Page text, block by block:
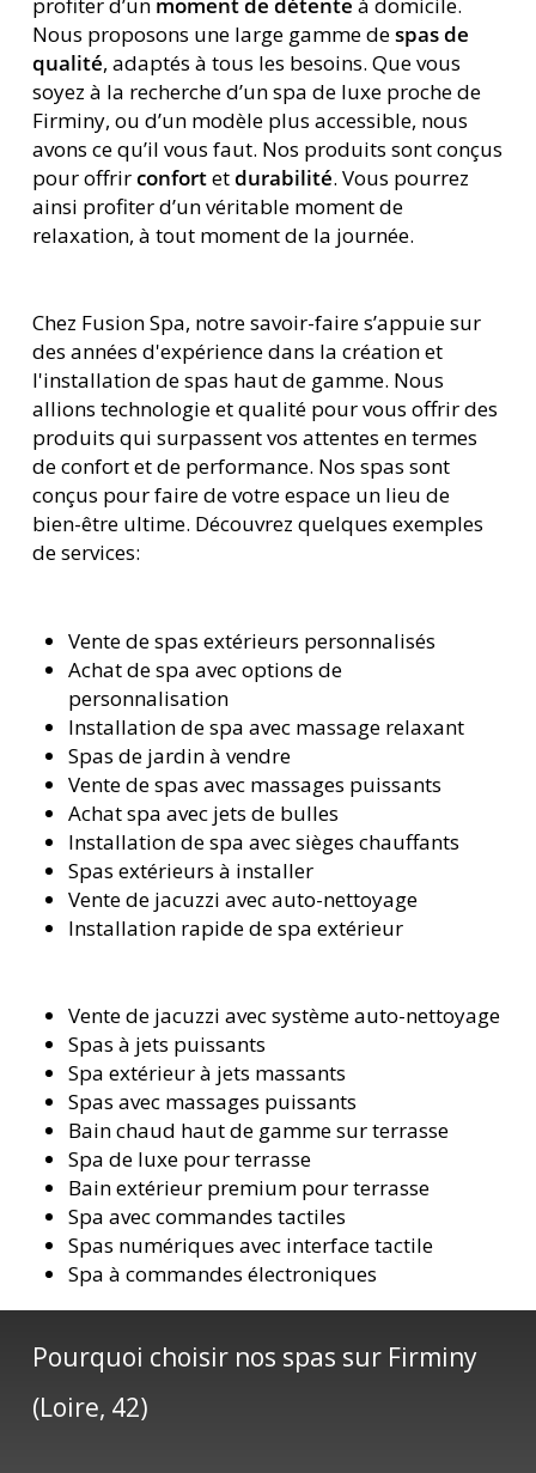
Nous proposons une large gamme despas de
qualité, adaptés à tous les besoins. Que vous
soyez à la recherche d’un spa de luxe proche de
Firminy, ou d’un modèle plus accessible, nous
avons ce qu’il vous faut. Nos produits sont conçus
pour offrirconfortetdurabilité. Vous pourrez
ainsi profiter d’un véritable moment de
relaxation, à tout moment de la journée.
Chez Fusion Spa, notre savoir-faire s’appuie sur
des années d'expérience dans la création et
l'installation de spas haut de gamme. Nous
allions technologie et qualité pour vous offrir des
produits qui surpassent vos attentes en termes
de confort et de performance. Nos spas sont
conçus pour faire de votre espace un lieu de
bien-être ultime. Découvrez quelques exemples
de services:
Vente de spas extérieurs personnalisés
Achat de spa avec options de
personnalisation
Installation de spa avec massage relaxant
Spas de jardin à vendre
Vente de spas avec massages puissants
Achat spa avec jets de bulles
Installation de spa avec sièges chauffants
Spas extérieurs à installer
Vente de jacuzzi avec auto-nettoyage
Installation rapide de spa extérieur
Vente de jacuzzi avec système auto-nettoyage
Spas à jets puissants
Spa extérieur à jets massants
Spas avec massages puissants
Bain chaud haut de gamme sur terrasse
Spa de luxe pour terrasse
Bain extérieur premium pour terrasse
Spa avec commandes tactiles
Spas numériques avec interface tactile
Spa à commandes électroniques
Pourquoi choisir nos spas sur Firminy
(Loire, 42)